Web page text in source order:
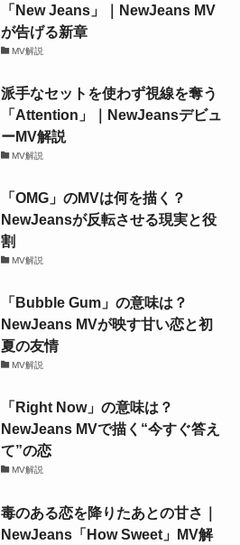
「New Jeans」｜NewJeans MV
が告げる新章
MV解説
派手なセットを使わず視線を奪う
「Attention」｜NewJeansデビュ
ーMV解説
MV解説
「OMG」のMVは何を描く？
NewJeansが反転させる現実と役
割
MV解説
「Bubble Gum」の意味は？
NewJeans MVが映す甘い恋と初
夏の友情
MV解説
「Right Now」の意味は？
NewJeans MVで描く“今すぐ答え
て”の恋
MV解説
毒のある恋を降りたあとの甘さ｜
NewJeans「How Sweet」MV解